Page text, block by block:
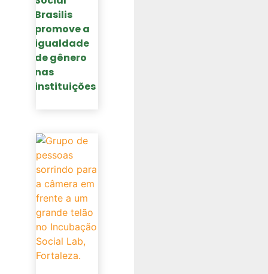
Brasilis
promove a
igualdade
de gênero
nas
instituições